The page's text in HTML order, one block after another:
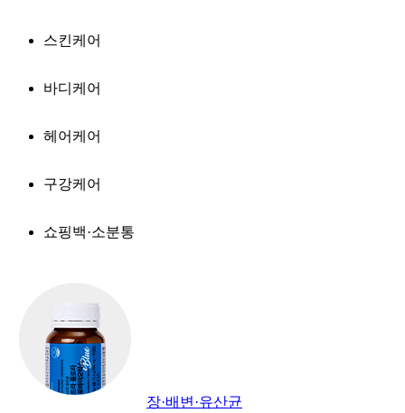
스킨케어
바디케어
헤어케어
구강케어
쇼핑백·소분통
장·배변·유산균